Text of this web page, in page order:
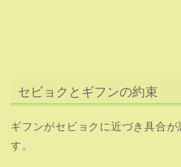
セビョクとギフンの約束
ギフンがセビョクに近づき具合が
す。